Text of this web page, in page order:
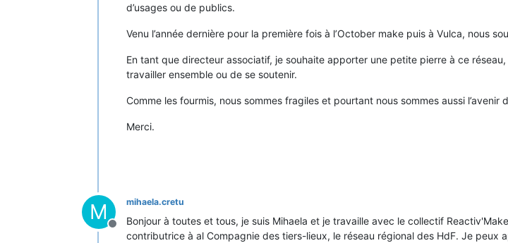
d’usages ou de publics.
Venu l’année dernière pour la première fois à l’October make puis à Vulca, nous
En tant que directeur associatif, je souhaite apporter une petite pierre à ce
travailler ensemble ou de se soutenir.
Comme les fourmis, nous sommes fragiles et pourtant nous sommes aussi l’avenir
Merci.
M
Hors-ligne
mihaela.cretu
Bonjour à toutes et tous, je suis Mihaela et je travaille avec le collectif
contributrice à al Compagnie des tiers-lieux, le réseau régional des HdF. Je